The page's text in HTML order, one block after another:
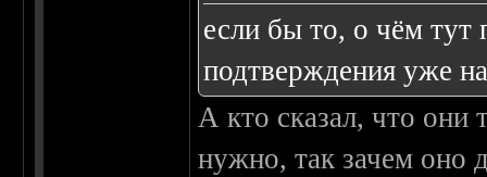
если бы то, о чём тут
подтверждения уже
А кто сказал, что они
нужно, так зачем оно